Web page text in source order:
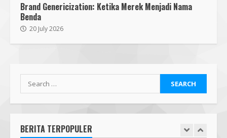
Brand Genericization: Ketika Merek Menjadi Nama
Benda
20 July 2026
Search
for:
BERITA TERPOPULER
Melaksanakan Kegiatan
Para Pendidik
19 January 2026
2
Mafindo NTB Bersama PGRI Kota
Mataram Melaksanakan Kelas
Kecerdasan Artifisial – AI Goes to
School MAFINDO
23 October 2025